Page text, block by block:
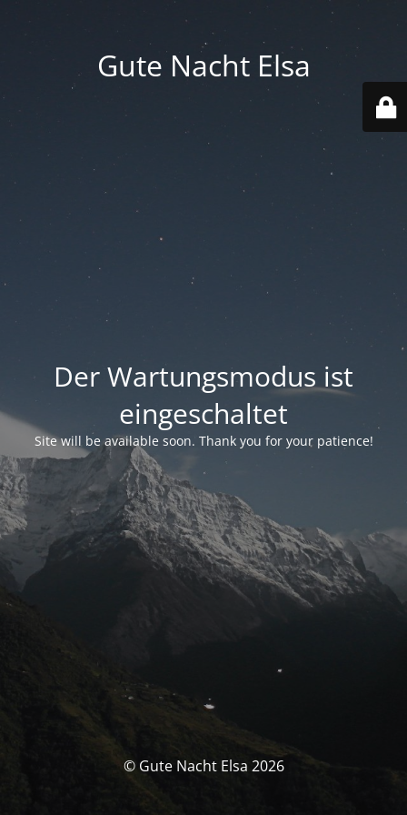
Gute Nacht Elsa
Der Wartungsmodus ist
eingeschaltet
Site will be available soon. Thank you for your patience!
© Gute Nacht Elsa 2026